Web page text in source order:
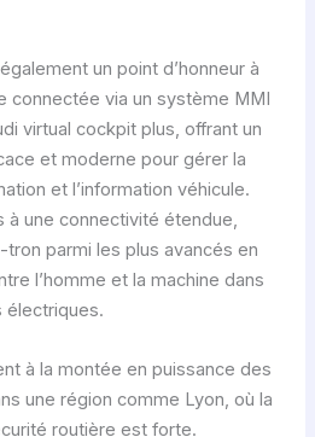
un point d’honneur à
connectée via un système MMI
virtual cockpit plus, offrant un
et moderne pour gérer la
et l’information véhicule.
à une connectivité étendue,
parmi les plus avancés en
l’homme et la machine dans
électriques.
à la montée en puissance des
une région comme Lyon, où la
routière est forte.